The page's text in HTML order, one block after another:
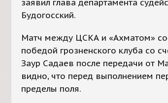
заявил глава департамента
Будогосский.
Матч между ЦСКА и «Ахматом»
победой грозненского клуба со
Заур Садаев после передачи от
видно, что перед выполнением
пределы поля.